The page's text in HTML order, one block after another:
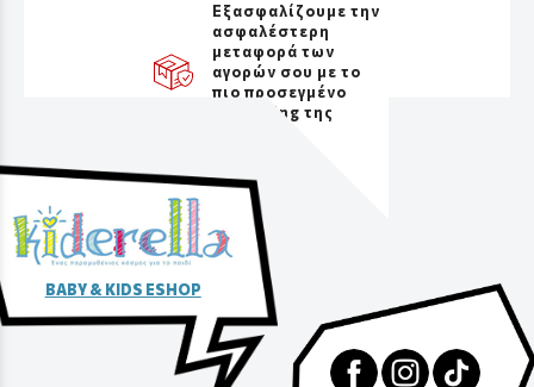
Εξασφαλίζουμε την
ασφαλέστερη
μεταφορά των
αγορών σου με το
πιο προσεγμένο
packaging της
BABY & KIDS ESHOP